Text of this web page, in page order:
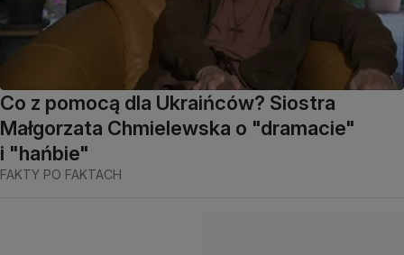
Co z pomocą dla Ukraińców? Siostra
Małgorzata Chmielewska o "dramacie"
i "hańbie"
FAKTY PO FAKTACH